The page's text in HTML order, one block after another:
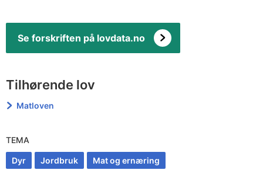
Se forskriften på lovdata.no
Tilhørende lov
Matloven
TEMA
Dyr Jordbruk Mat og ernæring